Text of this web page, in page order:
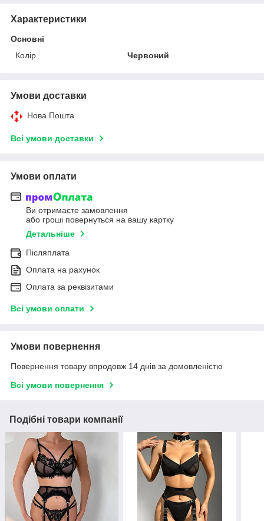
Характеристики
Основні
Колір
Червоний
Умови доставки
Нова Пошта
Всі умови доставки
Умови оплати
Ви отримаєте замовлення
або гроші повернуться на вашу картку
Детальніше
Післяплата
Оплата на рахунок
Оплата за реквізитами
Всі умови оплати
Умови повернення
Повернення товару впродовж 14 днів за домовленістю
Всі умови повернення
Подібні товари компанії